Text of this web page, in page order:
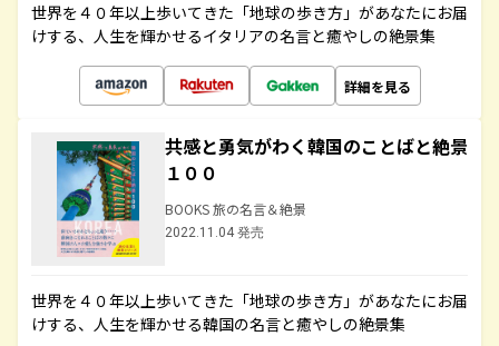
世界を４０年以上歩いてきた「地球の歩き方」があなたにお届
けする、人生を輝かせるイタリアの名言と癒やしの絶景集
詳細を見る
共感と勇気がわく韓国のことばと絶景
１００
BOOKS 旅の名言＆絶景
2022.11.04 発売
世界を４０年以上歩いてきた「地球の歩き方」があなたにお届
けする、人生を輝かせる韓国の名言と癒やしの絶景集